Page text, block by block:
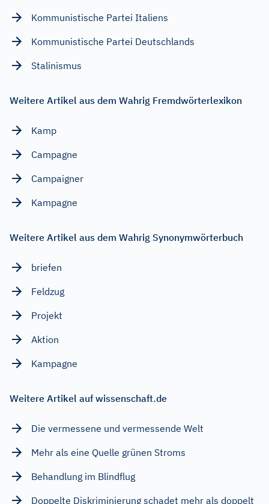
Kommunistische Partei Italiens
Kommunistische Partei Deutschlands
Stalinismus
Weitere Artikel aus dem Wahrig Fremdwörterlexikon
Kamp
Campagne
Campaigner
Kampagne
Weitere Artikel aus dem Wahrig Synonymwörterbuch
briefen
Feldzug
Projekt
Aktion
Kampagne
Weitere Artikel auf wissenschaft.de
Die vermessene und vermessende Welt
Mehr als eine Quelle grünen Stroms
Behandlung im Blindflug
Doppelte Diskriminierung schadet mehr als doppelt